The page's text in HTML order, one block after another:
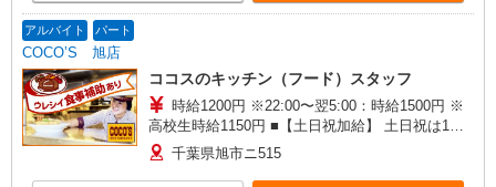
アルバイト パート
COCO’S 旭店
ココスのキッチン（フード）スタッフ
時給1200円 ※22:00〜翌5:00：時給1500円 ※
高校生時給1150円 ■【土日祝加給】 土日祝は1時
間当たり＋100円 ■特別手当 早朝手当（5:00〜
8:00）時給＋200円
千葉県旭市ニ515